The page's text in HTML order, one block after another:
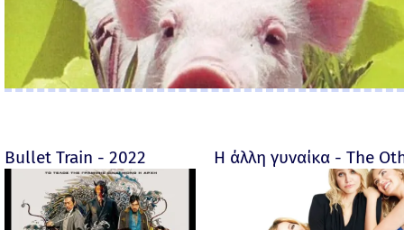
Bullet Train - 2022 Η άλλη γυναίκα - The